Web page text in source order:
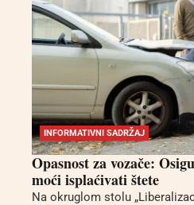
INFORMATIVNI SADRŽAJ
Opasnost za vozače:
moći isplaćivati štete
Na okruglom stolu